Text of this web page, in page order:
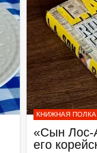
КНИЖНАЯ ПОЛКА
«Сын Лос-
его